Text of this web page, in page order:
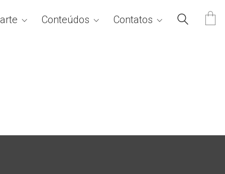
Conteúdos Contatos